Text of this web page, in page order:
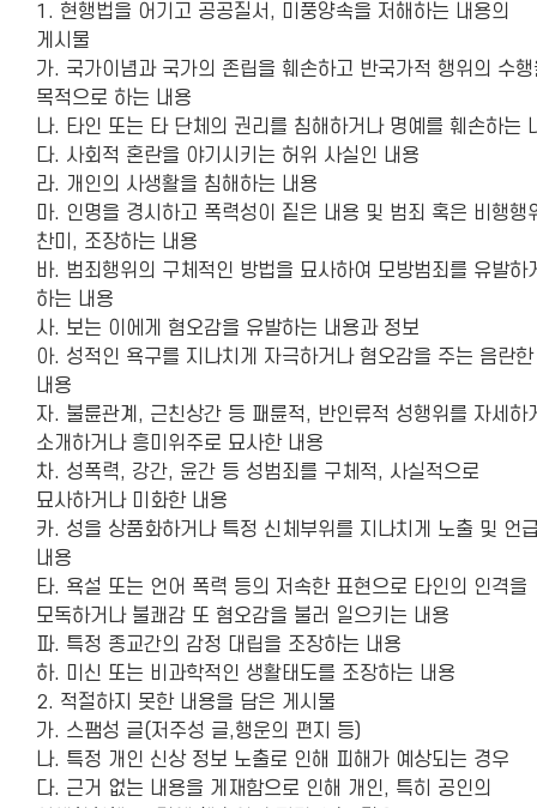
1. 현행법을 어기고 공공질서, 미풍양속을 저해하는 내용의
게시물
가. 국가이념과 국가의 존립을 훼손하고 반국가적 행위의 수행
목적으로 하는 내용
나. 타인 또는 타 단체의 권리를 침해하거나 명예를 훼손하는
다. 사회적 혼란을 야기시키는 허위 사실인 내용
라. 개인의 사생활을 침해하는 내용
마. 인명을 경시하고 폭력성이 짙은 내용 및 범죄 혹은 비행행
찬미, 조장하는 내용
바. 범죄행위의 구체적인 방법을 묘사하여 모방범죄를 유발하
하는 내용
사. 보는 이에게 혐오감을 유발하는 내용과 정보
아. 성적인 욕구를 지나치게 자극하거나 혐오감을 주는 음란한
내용
자. 불륜관계, 근친상간 등 패륜적, 반인류적 성행위를 자세하
소개하거나 흥미위주로 묘사한 내용
차. 성폭력, 강간, 윤간 등 성범죄를 구체적, 사실적으로
묘사하거나 미화한 내용
카. 성을 상품화하거나 특정 신체부위를 지나치게 노출 및 언
내용
타. 욕설 또는 언어 폭력 등의 저속한 표현으로 타인의 인격을
모독하거나 불쾌감 또 혐오감을 불러 일으키는 내용
파. 특정 종교간의 감정 대립을 조장하는 내용
하. 미신 또는 비과학적인 생활태도를 조장하는 내용
2. 적절하지 못한 내용을 담은 게시물
가. 스팸성 글(저주성 글,행운의 편지 등)
나. 특정 개인 신상 정보 노출로 인해 피해가 예상되는 경우
다. 근거 없는 내용을 게재함으로 인해 개인, 특히 공인의